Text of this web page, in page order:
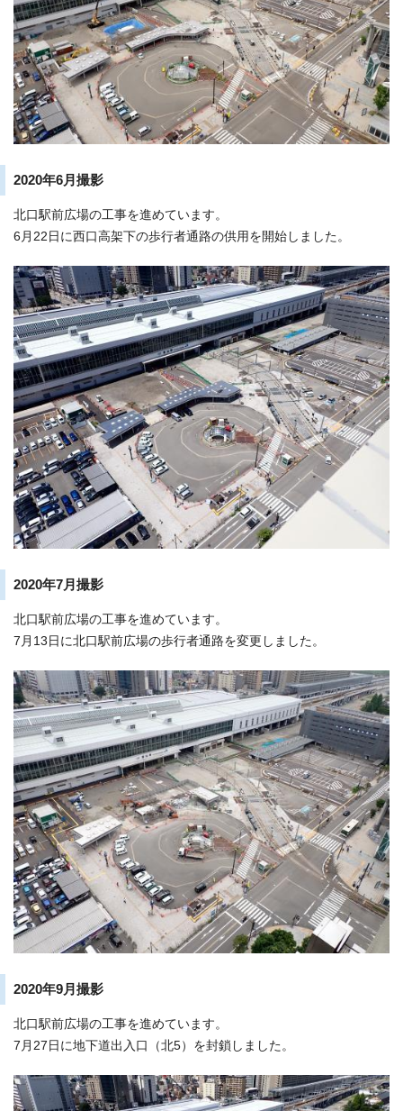
2020年6月撮影
北口駅前広場の工事を進めています。
6月22日に西口高架下の歩行者通路の供用を開始しました。
2020年7月撮影
北口駅前広場の工事を進めています。
7月13日に北口駅前広場の歩行者通路を変更しました。
2020年9月撮影
北口駅前広場の工事を進めています。
7月27日に地下道出入口（北5）を封鎖しました。